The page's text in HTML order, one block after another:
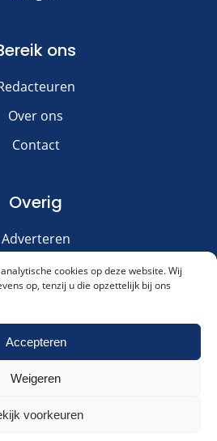
cookies op deze website. Wij
op, tenzij u die opzettelijk bij ons
Accepteren
Weigeren
voorkeuren
ons
Over ons
Contact
Overig
Adverteren
Disclaimer
& Cookies
onze nieuwsbrief!
met onsprivacybeleid
me aan!